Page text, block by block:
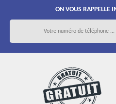
ON VOUS RAPPELLE